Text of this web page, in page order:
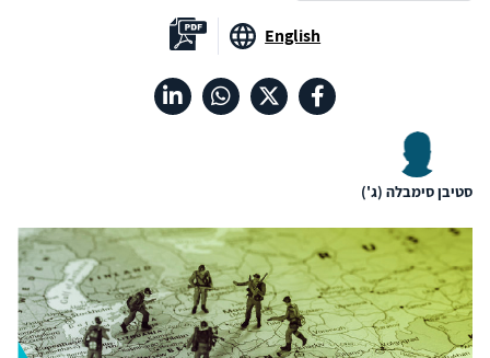
English
סטיבן סימבלה (ג')